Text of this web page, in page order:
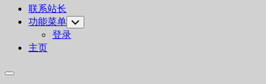
联系站长
功能菜单 Toggle
Child
Menu
登录
主页
Expand